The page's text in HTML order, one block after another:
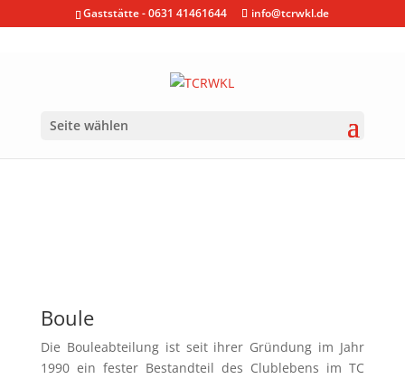
Gaststätte - 0631 41461644 info@tcrwkl.de
Seite wählen
Boule
Die Bouleabteilung ist seit ihrer Gründung im Jahr
1990 ein fester Bestandteil des Clublebens im TC